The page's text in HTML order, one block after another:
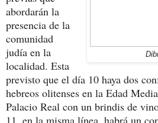
abordarán la
presencia de la
comunidad
judía en la
localidad. Esta
previsto que el día 10 haya dos
hebreos olitenses en la Edad
Palacio Real con un brindis de
11, en la misma línea, habrá un